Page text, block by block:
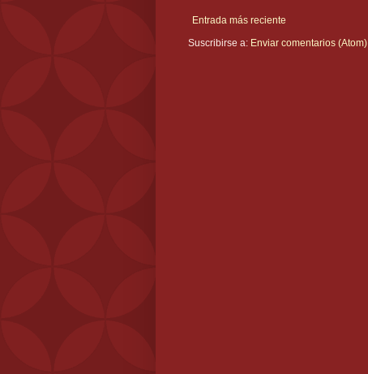
Entrada más reciente
Suscribirse a: Enviar comentarios (Atom)